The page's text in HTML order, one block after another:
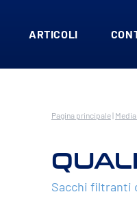
ARTICOLI
Pagina principale|
Sacchi filtranti